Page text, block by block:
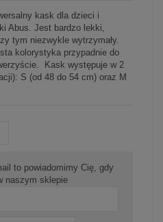
kask dla dzieci i
Abus. Jest bardzo lekki,
tym niezwykle wytrzymały.
kolorystyka przypadnie do
Kask występuje w 2
S (od 48 do 54 cm) oraz M
to powiadomimy Cię, gdy
naszym sklepie